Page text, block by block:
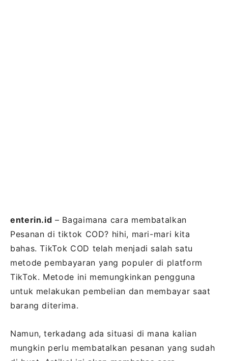
enterin.id – Bagaimana cara membatalkan
Pesanan di tiktok COD? hihi, mari-mari kita
bahas. TikTok COD telah menjadi salah satu
metode pembayaran yang populer di platform
TikTok. Metode ini memungkinkan pengguna
untuk melakukan pembelian dan membayar saat
barang diterima.
Namun, terkadang ada situasi di mana kalian
mungkin perlu membatalkan pesanan yang sudah